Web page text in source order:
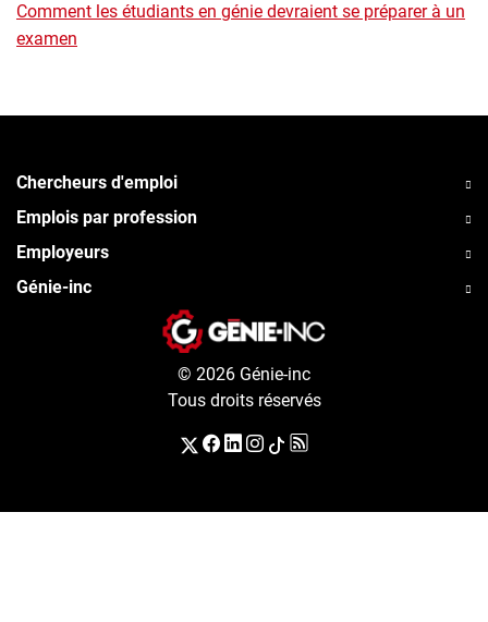
Comment les étudiants en génie devraient se préparer à un
examen
Chercheurs d'emploi
Emplois par profession
Employeurs
Génie-inc
© 2026 Génie-inc
Tous droits réservés